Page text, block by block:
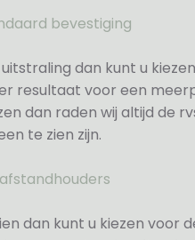
bevestiging
dan kunt u
resultaat voor een
dan raden wij altijd de
te zien zijn.
dan kunt u kiezen voor